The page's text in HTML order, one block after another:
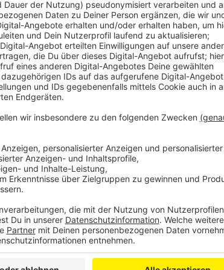
Es sind schreckliche Bilder, die uns in den
Angriffskrieg, den Russland gegen die Ukraine
unserer Kleinen, was überhaupt dort passiere.
Interview verschiedene Erklär-Möglichkeiten
besten und nachvollziehbarsten für Kinder erklären
Jugendliche. Das Interview mit dem Facharzt für
Sinsen mit unserer Kollegin Claudia Löhr hört ihr hier.
Interview mit
Krieg
Anzeige